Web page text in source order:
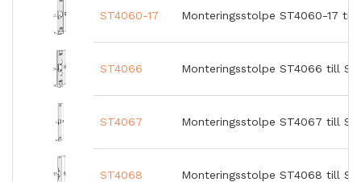
ST4060-17 Monteringsstolpe ST4060-17 till
ST4066 Monteringsstolpe ST4066 till
ST4067 Monteringsstolpe ST4067 till
ST4068 Monteringsstolpe ST4068 till